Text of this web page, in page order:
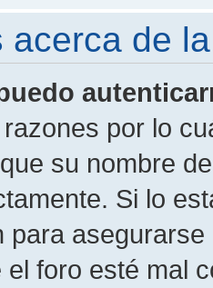
acerca de
por lo
su nombre
Si lo
para
el foro esté mal